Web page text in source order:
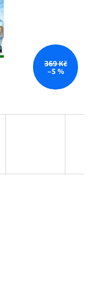
369 Kč
–5 %